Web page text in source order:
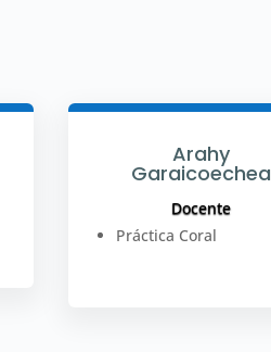
Arahy
Garaicoechea
Docente
Práctica Coral